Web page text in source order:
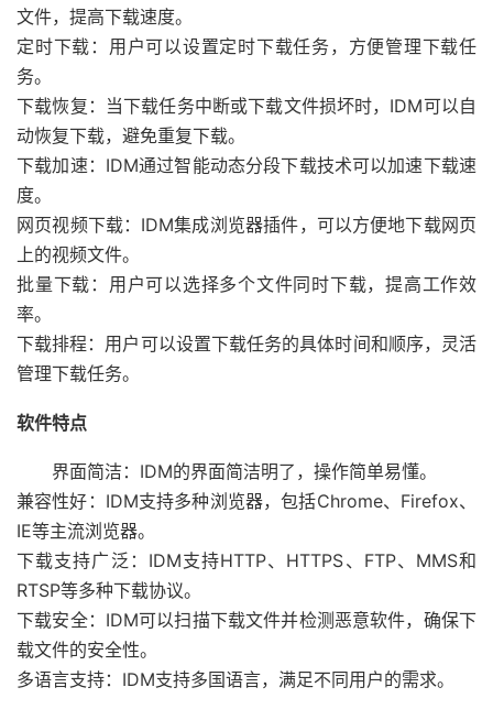
文件，提高下载速度。
定时下载：用户可以设置定时下载任务，方便管理下载任
务。
下载恢复：当下载任务中断或下载文件损坏时，IDM可以自
动恢复下载，避免重复下载。
下载加速：IDM通过智能动态分段下载技术可以加速下载速
度。
网页视频下载：IDM集成浏览器插件，可以方便地下载网页
上的视频文件。
批量下载：用户可以选择多个文件同时下载，提高工作效
率。
下载排程：用户可以设置下载任务的具体时间和顺序，灵活
管理下载任务。
软件特点
界面简洁：IDM的界面简洁明了，操作简单易懂。
兼容性好：IDM支持多种浏览器，包括Chrome、Firefox、
IE等主流浏览器。
下载支持广泛：IDM支持HTTP、HTTPS、FTP、MMS和
RTSP等多种下载协议。
下载安全：IDM可以扫描下载文件并检测恶意软件，确保下
载文件的安全性。
多语言支持：IDM支持多国语言，满足不同用户的需求。